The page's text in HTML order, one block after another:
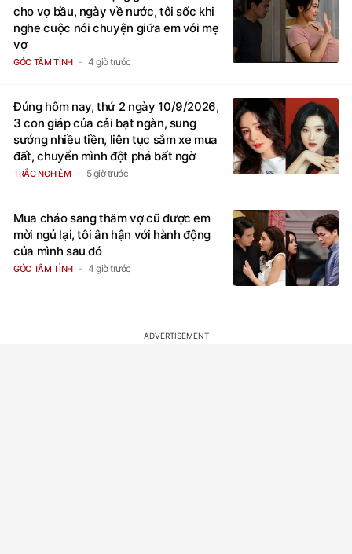
cho vợ bầu, ngày về nước, tôi sốc khi
nghe cuộc nói chuyện giữa em với mẹ
vợ
GÓC TÂM TÌNH 4 giờ trước
Đúng hôm nay, thứ 2 ngày 10/9/2026,
3 con giáp của cải bạt ngàn, sung
sướng nhiều tiền, liên tục sắm xe mua
đất, chuyển mình đột phá bất ngờ
TRẮC NGHIỆM 5 giờ trước
Mua cháo sang thăm vợ cũ được em
mời ngủ lại, tôi ân hận với hành động
của mình sau đó
GÓC TÂM TÌNH 4 giờ trước